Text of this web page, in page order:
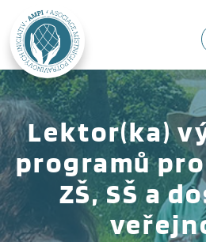
Lektor(ka)
programů
ZŠ, SŠ a